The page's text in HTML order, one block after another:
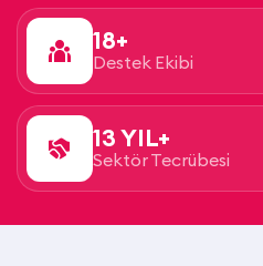
18+
Destek Ekibi
13 YIL+
Sektör Tecrübesi